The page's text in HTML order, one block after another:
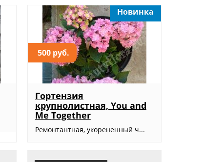
500 руб.
Новинка
Гортензия
крупнолистная, You and
Me Together
Ремонтантная, укорененный ч...